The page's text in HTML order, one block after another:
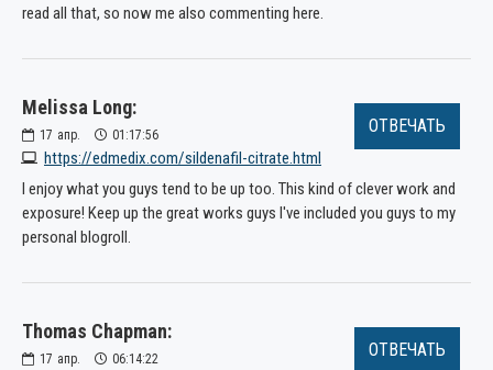
read all that, so now me also commenting here.
Melissa Long:
17 апр. 01:17:56
https://edmedix.com/sildenafil-citrate.html
ОТВЕЧАТЬ
I enjoy what you guys tend to be up too. This kind of clever work and
exposure! Keep up the great works guys I've included you guys to my
personal blogroll.
Thomas Chapman:
17 апр. 06:14:22 ОТВЕЧАТЬ